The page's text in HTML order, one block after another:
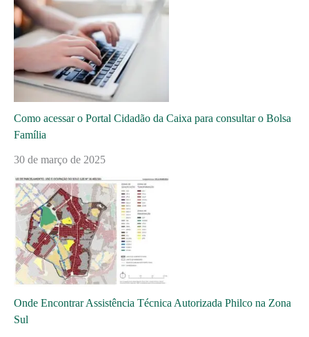
Como acessar o Portal Cidadão da Caixa para consultar o Bolsa
Família
30 de março de 2025
Onde Encontrar Assistência Técnica Autorizada Philco na Zona
Sul